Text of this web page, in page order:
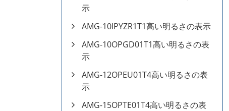
示
AMG-10IPYZR1T1高い明るさの表示
AMG-10OPGD01T1高い明るさの表
示
AMG-12OPEU01T4高い明るさの表
示
AMG-15OPTE01T4高い明るさの表